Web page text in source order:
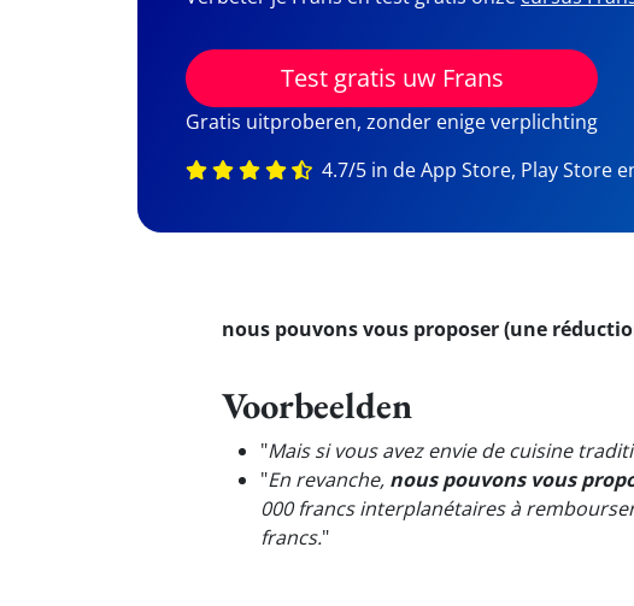
Test gratis uw Frans
Gratis uitproberen, zonder enige verplichting
4.7/5 in de App Store, Play Store
nous pouvons vous proposer (une
Voorbeelden
"Mais si vous avez envie de cuisine
"En revanche, nous pouvons vous
000 francs interplanétaires à
francs."